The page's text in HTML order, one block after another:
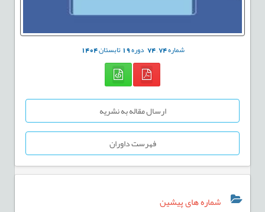
شماره74
,
74 دوره19تابستان1404
ارسال مقاله به نشریه
فهرست داوران
شماره های پیشین